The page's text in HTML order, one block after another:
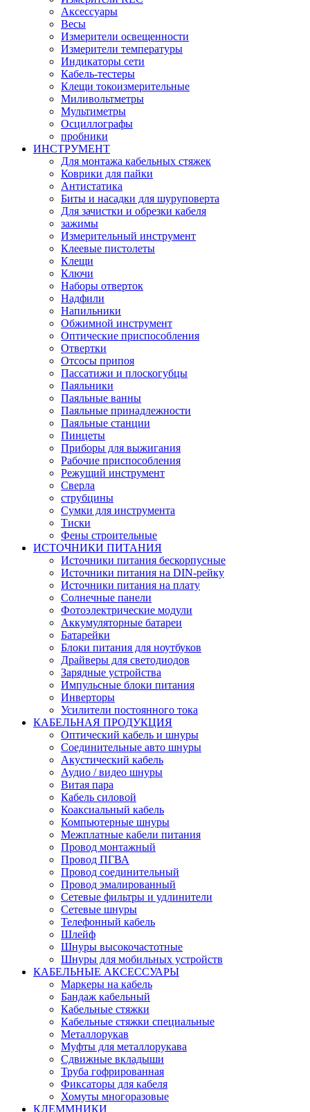
Аксессуары
Весы
Измерители освещенности
Измерители температуры
Индикаторы сети
Кабель-тестеры
Клещи токоизмерительные
Миливольтметры
Мультиметры
Осциллографы
пробники
ИНСТРУМЕНТ
Для монтажа кабельных стяжек
Коврики для пайки
Антистатика
Биты и насадки для шуруповерта
Для зачистки и обрезки кабеля
зажимы
Измерительный инструмент
Клеевые пистолеты
Клещи
Ключи
Наборы отверток
Надфили
Напильники
Обжимной инструмент
Оптические приспособления
Отвертки
Отсосы припоя
Пассатижи и плоскогубцы
Паяльники
Паяльные ванны
Паяльные принадлежности
Паяльные станции
Пинцеты
Приборы для выжигания
Рабочие приспособления
Режущий инструмент
Сверла
струбцины
Сумки для инструмента
Тиски
Фены строительные
ИСТОЧНИКИ ПИТАНИЯ
Источники питания бескорпусные
Источники питания на DIN-рейку
Источники питания на плату
Солнечные панели
Фотоэлектрические модули
Аккумуляторные батареи
Батарейки
Блоки питания для ноутбуков
Драйверы для светодиодов
Зарядные устройства
Импульсные блоки питания
Инверторы
Усилители постоянного тока
КАБЕЛЬНАЯ ПРОДУКЦИЯ
Оптический кабель и шнуры
Соединительные авто шнуры
Акустический кабель
Аудио / видео шнуры
Витая пара
Кабель силовой
Коаксиальный кабель
Компьютерные шнуры
Межплатные кабели питания
Провод монтажный
Провод ПГВА
Провод соединительный
Провод эмалированный
Сетевые фильтры и удлинители
Сетевые шнуры
Телефонный кабель
Шлейф
Шнуры высокочастотные
Шнуры для мобильных устройств
КАБЕЛЬНЫЕ АКСЕССУАРЫ
Маркеры на кабель
Бандаж кабельный
Кабельные стяжки
Кабельные стяжки специальные
Металлорукав
Муфты для металлорукава
Сдвижные вкладыши
Труба гофрированная
Фиксаторы для кабеля
Хомуты многоразовые
КЛЕММНИКИ